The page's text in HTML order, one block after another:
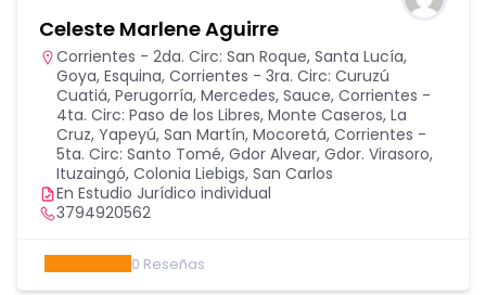
Celeste Marlene Aguirre
Corrientes - 2da. Circ: San Roque, Santa Lucía,
Goya, Esquina, Corrientes - 3ra. Circ: Curuzú
Cuatiá, Perugorría, Mercedes, Sauce, Corrientes -
4ta. Circ: Paso de los Libres, Monte Caseros, La
Cruz, Yapeyú, San Martín, Mocoretá, Corrientes -
5ta. Circ: Santo Tomé, Gdor Alvear, Gdor. Virasoro,
Ituzaingó, Colonia Liebigs, San Carlos
En Estudio Jurídico individual
3794920562
0 Reseñas